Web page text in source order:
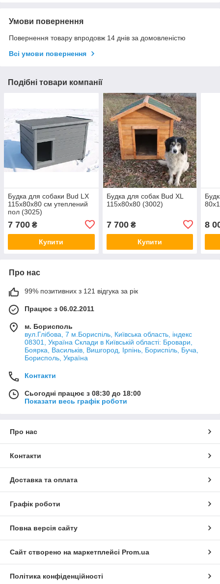
Умови повернення
Повернення товару впродовж 14 днів за домовленістю
Всі умови повернення
Подібні товари компанії
Будка для собаки Bud LX
115x80x80 см утеплений
пол (3025)
7 700 ₴
Купити
Будка для собак Bud XL
115x80x80 (3002)
7 700₴
Купити
8
Про нас
99% позитивних з 121 відгука за рік
Працює з 06.02.2011
м. Борисполь
вул.Глібова, 7 м.Бориспіль, Київська область, індекс
08301, Україна Склади в Київській області: Бровари,
Боярка, Васильків, Вишгород, Ірпінь, Бориспіль, Буча,
Борисполь, Україна
Контакти
Сьогодні працює з 08:30 до 18:00
Показати весь графік роботи
Про нас
Контакти
Доставка та оплата
Графік роботи
Повна версія сайту
Сайт створено на маркетплейсі Prom.ua
Політика конфіденційності